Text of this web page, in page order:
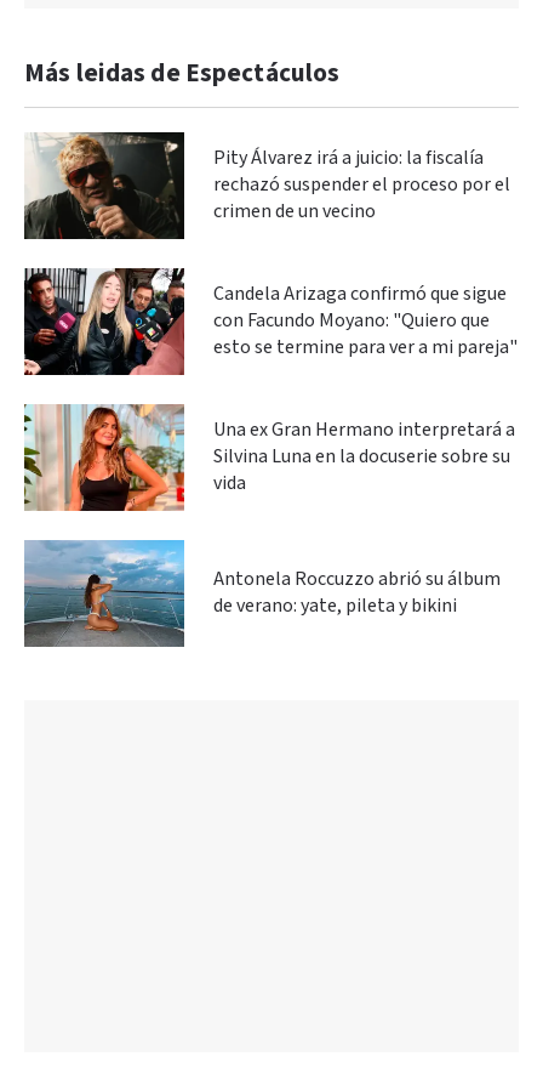
Más leidas de Espectáculos
Pity Álvarez irá a juicio: la fiscalía
rechazó suspender el proceso por el
crimen de un vecino
Candela Arizaga confirmó que sigue
con Facundo Moyano: "Quiero que
esto se termine para ver a mi pareja"
Una ex Gran Hermano interpretará a
Silvina Luna en la docuserie sobre su
vida
Antonela Roccuzzo abrió su álbum
de verano: yate, pileta y bikini